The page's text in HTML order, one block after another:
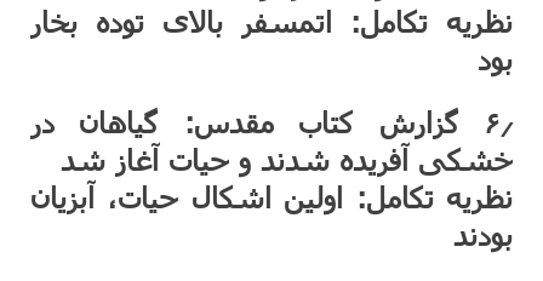
نظریه تکامل: اتمسفر بالای توده بخار
بود
۶٫ گزارش کتاب مقدس: گیاهان در
خشکی آفریده شدند و حیات آغاز شد
نظریه تکامل: اولین اشکال حیات، آبزیان
بودند